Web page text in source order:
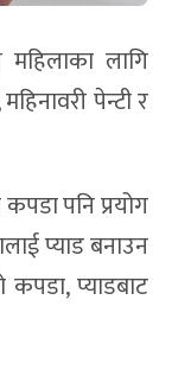
महिलाका लागि
पेन्टी र
पनि प्रयोग
प्याड बनाउन
कपडा, प्याडबाट